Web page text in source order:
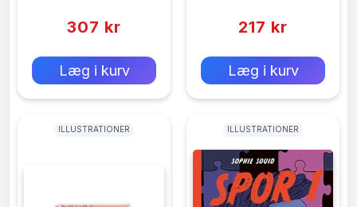
307 kr
Læg i kurv
217 kr
Læg i kurv
ILLUSTRATIONER ILLUSTRATIONER